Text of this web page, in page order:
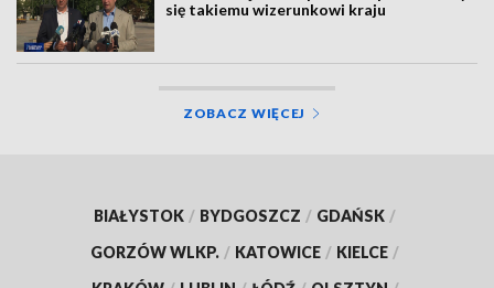
się takiemu wizerunkowi kraju
ZOBACZ WIĘCEJ
BIAŁYSTOK / BYDGOSZCZ / GDAŃSK /
GORZÓW WLKP. / KATOWICE / KIELCE /